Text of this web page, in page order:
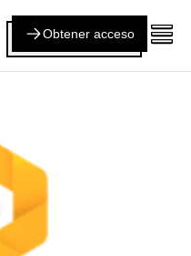
Obtener acceso